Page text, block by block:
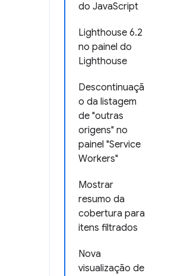
do JavaScript
Lighthouse 6.2
no painel do
Lighthouse
Descontinuaçã
o da listagem
de "outras
origens" no
painel "Service
Workers"
Mostrar
resumo da
cobertura para
itens filtrados
Nova
visualização de